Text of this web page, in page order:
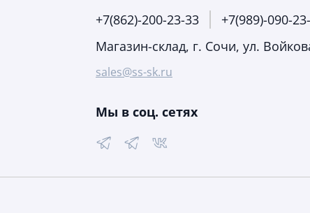
+7(862)-200-23-33
+7(989)-090-
Магазин-склад, г. Сочи, ул.
sales@ss-sk.ru
Мы в соц. сетях